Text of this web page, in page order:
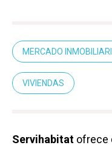
MERCADO
VIVIENDAS
Servihabitat ofrece